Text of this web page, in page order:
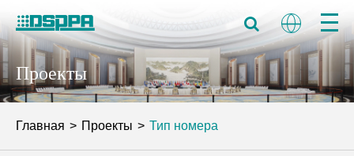
Проекты
Главная Проекты Тип номера